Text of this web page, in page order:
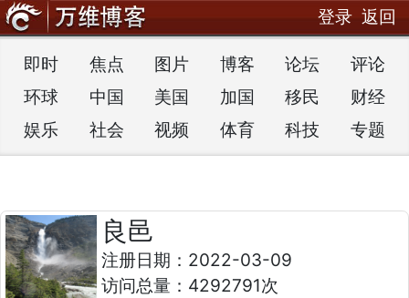
登录 返回
即时 焦点 图片 博客 论坛
评论
环球
中国 美国 加国 移民
财经
娱乐
社会 视频 体育 科技 专题
良邑
注册日期：2022-03-09
访问总量：4292791次